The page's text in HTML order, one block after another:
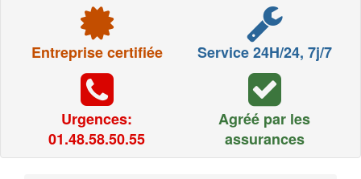
Entreprise certifiée Service 24H/24, 7j/7
Urgences:
01.48.58.50.55
Agréé par les
assurances